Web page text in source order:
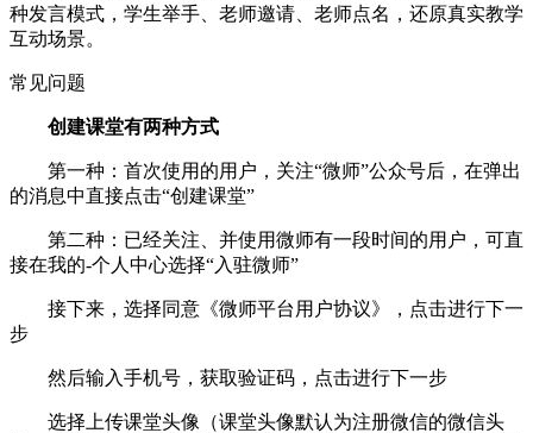
种发言模式，学生举手、老师邀请、老师点名，还原真实教学
互动场景。
常见问题
创建课堂有两种方式
第一种：首次使用的用户，关注“微师”公众号后，在弹出
的消息中直接点击“创建课堂”
第二种：已经关注、并使用微师有一段时间的用户，可直
接在我的-个人中心选择“入驻微师”
接下来，选择同意《微师平台用户协议》，点击进行下一
步
然后输入手机号，获取验证码，点击进行下一步
选择上传课堂头像（课堂头像默认为注册微信的微信头